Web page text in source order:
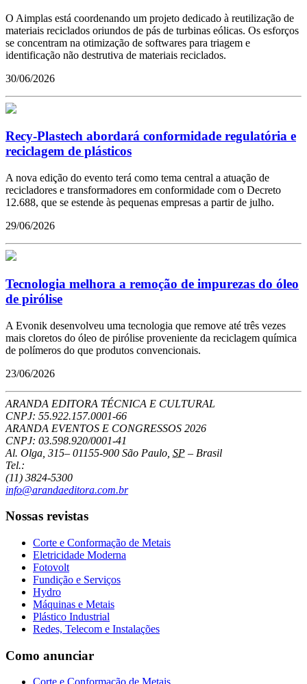
O Aimplas está coordenando um projeto dedicado à reutilização de
materiais reciclados oriundos de pás de turbinas eólicas. Os esforços
se concentram na otimização de softwares para triagem e
identificação não destrutiva de materiais reciclados.
30/06/2026
Recy-Plastech abordará conformidade regulatória e
reciclagem de plásticos
A nova edição do evento terá como tema central a atuação de
recicladores e transformadores em conformidade com o Decreto
12.688, que se estende às pequenas empresas a partir de julho.
29/06/2026
Tecnologia melhora a remoção de impurezas do óleo
de pirólise
A Evonik desenvolveu uma tecnologia que remove até três vezes
mais cloretos do óleo de pirólise proveniente da reciclagem química
de polímeros do que produtos convencionais.
23/06/2026
ARANDA EDITORA TÉCNICA E CULTURAL
CNPJ: 55.922.157.0001-66
ARANDA EVENTOS E CONGRESSOS 2026
CNPJ: 03.598.920/0001-41
Al. Olga, 315– 01155-900 São Paulo SP – Brasil
Tel.:
(11) 3824-5300
info@arandaeditora.com.br
Nossas revistas
Corte e Conformação de Metais
Eletricidade Moderna
Fotovolt
Fundição e Serviços
Hydro
Máquinas e Metais
Plástico Industrial
Redes, Telecom e Instalações
Como anunciar